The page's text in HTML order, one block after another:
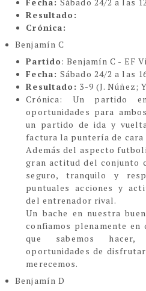
Resultado:
Crónica:
Benjamín C
Partido: Benjamín C - EF
Fecha:Sábado 24/2 a las
Resultado: 3-9 (J. Núñez;
Crónica:
Un partido
oportunidades para
un partido de ida y
factura la puntería de cara
Además del aspecto
gran actitud del conjunto
seguro, tranquilo y
puntuales acciones y
del entrenador rival.
Un bache en nuestra
confiamos plenamente en
que sabemos hacer,
oportunidades de
merecemos.
Benjamín D